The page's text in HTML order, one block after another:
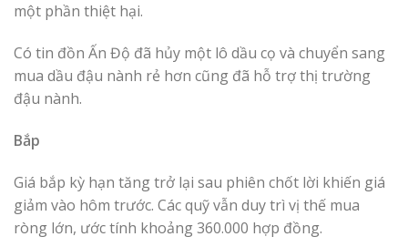
một phần thiệt hại.
Có tin đồn Ấn Độ đã hủy một lô dầu cọ và chuyển sang
mua dầu đậu nành rẻ hơn cũng đã hỗ trợ thị trường
đậu nành.
Bắp
Giá bắp kỳ hạn tăng trở lại sau phiên chốt lời khiến giá
giảm vào hôm trước. Các quỹ vẫn duy trì vị thế mua
ròng lớn, ước tính khoảng 360.000 hợp đồng.